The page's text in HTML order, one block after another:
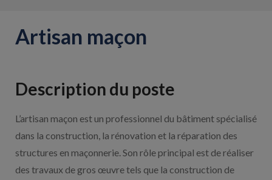
Artisan maçon
Description du poste
L’artisan maçon est un professionnel du bâtiment spécialisé
dans la construction, la rénovation et la réparation des
structures en maçonnerie. Son rôle principal est de réaliser
des travaux de gros œuvre tels que la construction de